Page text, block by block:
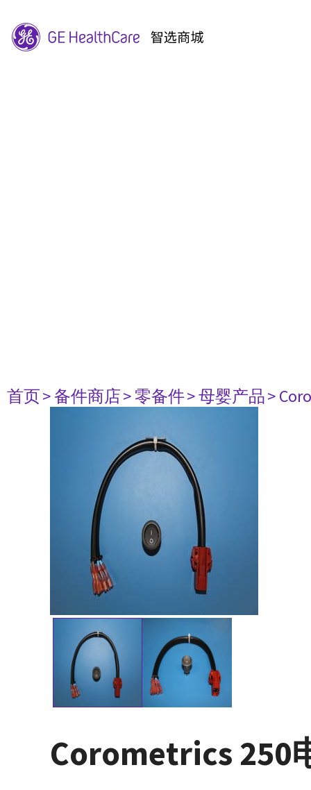
首页> 备件商店> 零备件> 母婴产品>
Corometrics 250